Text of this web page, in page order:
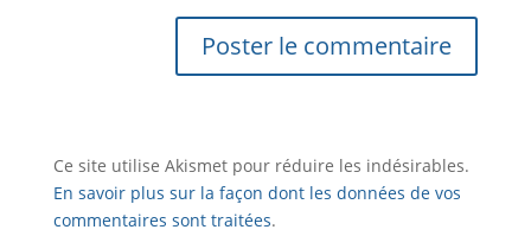
Ce site utilise Akismet pour réduire les indésirables.
En savoir plus sur la façon dont les données de vos
commentaires sont traitées.